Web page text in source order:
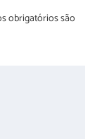
obrigatórios são